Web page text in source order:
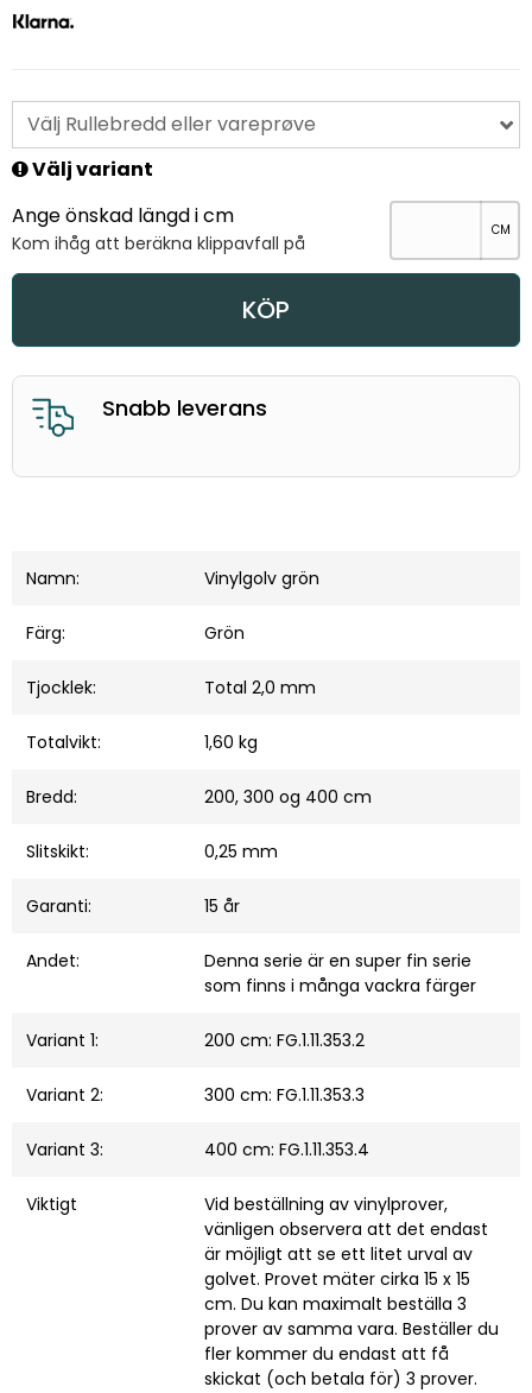
Välj Rullebredd eller vareprøve
Välj variant
Ange önskad längd i cm
Kom ihåg att beräkna klippavfall på
KÖP
Namn: Vinylgolv grön
Färg: Grön
Tjocklek: Total 2,0 mm
Totalvikt: 1,60 kg
Bredd: 200, 300 og 400 cm
Slitskikt: 0,25 mm
Garanti: 15 år
Andet:
Denna serie är en super fin serie
som finns i många vackra färger
Variant 1: 200 cm: FG.1.11.353.2
Variant 2: 300 cm: FG.1.11.353.3
Variant 3: 400 cm: FG.1.11.353.4
Viktigt
Vid beställning av vinylprover,
vänligen observera att det endast
är möjligt att se ett litet urval av
golvet. Provet mäter cirka 15 x 15
cm. Du kan maximalt beställa 3
prover av samma vara. Beställer du
fler kommer du endast att få
skickat (och betala för) 3 prover.